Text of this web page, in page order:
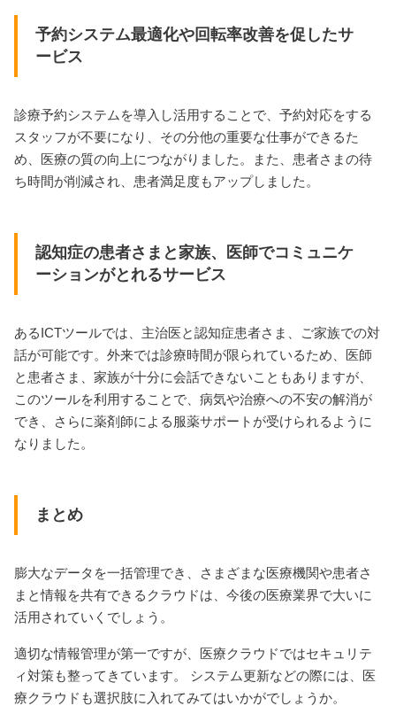
予約システム最適化や回転率改善を促したサ
ービス
診療予約システムを導入し活用することで、予約対応をする
スタッフが不要になり、その分他の重要な仕事ができるた
め、医療の質の向上につながりました。また、患者さまの待
ち時間が削減され、患者満足度もアップしました。
認知症の患者さまと家族、医師でコミュニケ
ーションがとれるサービス
あるICTツールでは、主治医と認知症患者さま、ご家族での対
話が可能です。外来では診療時間が限られているため、医師
と患者さま、家族が十分に会話できないこともありますが、
このツールを利用することで、病気や治療への不安の解消が
でき、さらに薬剤師による服薬サポートが受けられるように
なりました。
まとめ
膨大なデータを一括管理でき、さまざまな医療機関や患者さ
まと情報を共有できるクラウドは、今後の医療業界で大いに
活用されていくでしょう。
適切な情報管理が第一ですが、医療クラウドではセキュリテ
ィ対策も整ってきています。 システム更新などの際には、医
療クラウドも選択肢に入れてみてはいかがでしょうか。